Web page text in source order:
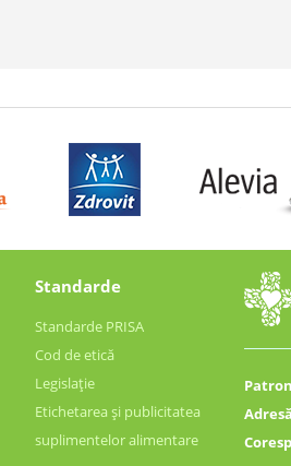
Standarde
Standarde PRISA
Cod de etică
Legislație
Etichetarea și publicitatea
suplimentelor alimentare
Adresă